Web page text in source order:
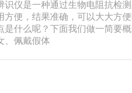
仪是一种通过生物电阻抗检
便，结果准确，可以大大方
什么呢？下面我们做一简要
、佩戴假体